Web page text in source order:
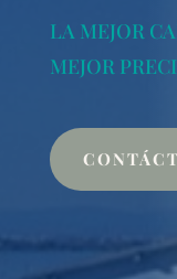
LA MEJOR
MEJOR